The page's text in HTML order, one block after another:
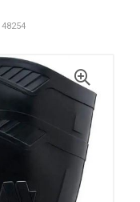
48254